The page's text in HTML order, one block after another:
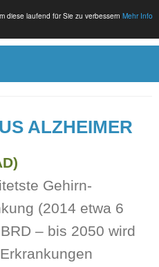
diese laufend für Sie zu verbessern Mehr Info
ALZHEIMER
Gehirn-
(2014 etwa 6
– bis 2050 wird